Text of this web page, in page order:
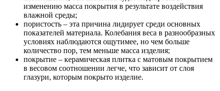
изменению масса покрытия в результате воздействия
влажной среды;
пористость – эта причина лидирует среди основных
показателей материала. Колебания веса в разнообразных
условиях наблюдаются ощутимее, но чем больше
количество пор, тем меньше масса изделия;
покрытие – керамическая плитка с матовым покрытием
в весовом соотношении легче, что зависит от слоя
глазури, которым покрыто изделие.